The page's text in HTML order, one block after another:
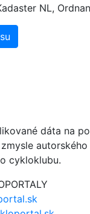
NL,
dáta na
cykloklubu.